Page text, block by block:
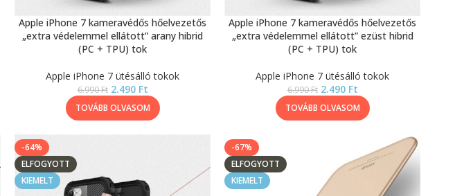
Apple iPhone 7 kameravédős hőelvezetős
„extra védelemmel ellátott” arany hibrid
(PC + TPU) tok
Apple iPhone 7 ütésálló tokok
6.990Ft 2.490 Ft
TOVÁBB OLVASOM
Apple iPhone 7 kameravédős hőelvezetős
„extra védelemmel ellátott” ezüst hibrid
(PC + TPU) tok
Apple iPhone 7 ütésálló tokok
6.990Ft 2.490 Ft
TOVÁBB OLVASOM
-64%
ELFOGYOTT
KIEMELT
-67%
ELFOGYOTT
KIEMELT